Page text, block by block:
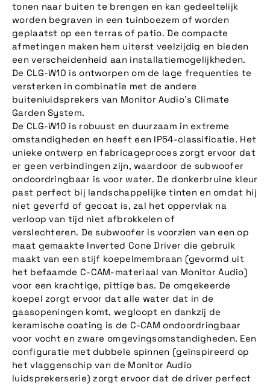
tonen naar buiten te brengen en kan gedeeltelijk
worden begraven in een tuinboezem of worden
geplaatst op een terras of patio. De compacte
afmetingen maken hem uiterst veelzijdig en bieden
een verscheidenheid aan installatiemogelijkheden.
De CLG-W10 is ontworpen om de lage frequenties te
versterken in combinatie met de andere
buitenluidsprekers van Monitor Audio's Climate
Garden System.
De CLG-W10 is robuust en duurzaam in extreme
omstandigheden en heeft een IP54-classificatie. Het
unieke ontwerp en fabricageproces zorgt ervoor dat
er geen verbindingen zijn, waardoor de subwoofer
ondoordringbaar is voor water. De donkerbruine kleur
past perfect bij landschappelijke tinten en omdat hij
niet geverfd of gecoat is, zal het oppervlak na
verloop van tijd niet afbrokkelen of
verslechteren. De subwoofer is voorzien van een op
maat gemaakte Inverted Cone Driver die gebruik
maakt van een stijf koepelmembraan (gevormd uit
het befaamde C-CAM-materiaal van Monitor Audio)
voor een krachtige, pittige bas. De omgekeerde
koepel zorgt ervoor dat alle water dat in de
gaasopeningen komt, wegloopt en dankzij de
keramische coating is de C-CAM ondoordringbaar
voor vocht en zware omgevingsomstandigheden. Een
configuratie met dubbele spinnen (geïnspireerd op
het vlaggenschip van de Monitor Audio
luidsprekerserie) zorgt ervoor dat de driver perfect